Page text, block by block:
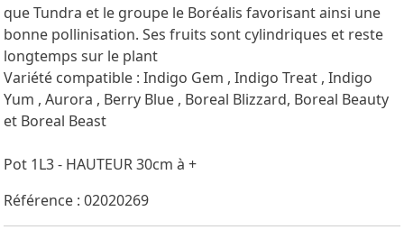
que Tundra et le groupe le Boréalis favorisant ainsi une
bonne pollinisation. Ses fruits sont cylindriques et reste
longtemps sur le plant
Variété compatible : Indigo Gem , Indigo Treat , Indigo
Yum , Aurora , Berry Blue , Boreal Blizzard, Boreal Beauty
et Boreal Beast
Pot 1L3 - HAUTEUR 30cm à +
Référence : 02020269